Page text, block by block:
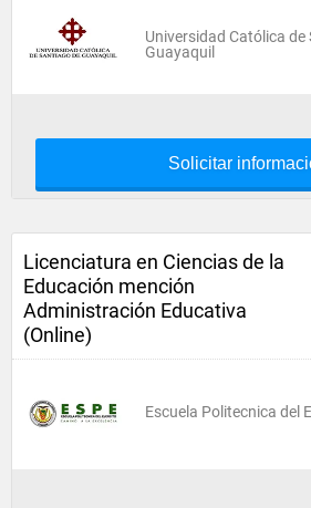
Universidad Católica de
Guayaquil
Solicitar
Licenciatura en Ciencias de la
Educación mención
Administración Educativa
(Online)
Escuela Politecnica del